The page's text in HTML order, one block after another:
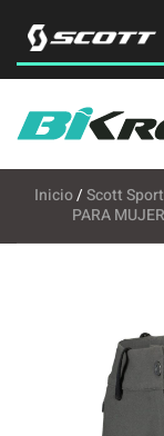
Inicio/Scott
PARA MUJER